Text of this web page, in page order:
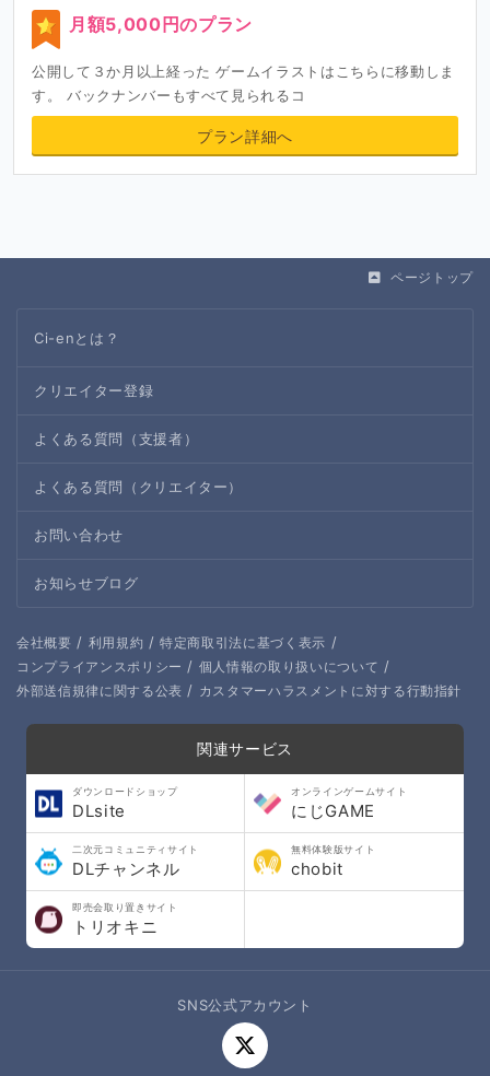
月額5,000円のプラン
公開して３か月以上経った ゲームイラストはこちらに移動しま
す。 バックナンバーもすべて見られるコ
プラン詳細へ
ページトップ
Ci-enとは？
クリエイター登録
よくある質問（支援者）
よくある質問（クリエイター）
お問い合わせ
お知らせブログ
会社概要 / 利用規約 / 特定商取引法に基づく表示 /
コンプライアンスポリシー / 個人情報の取り扱いについて /
外部送信規律に関する公表 / カスタマーハラスメントに対する行動指針
関連サービス
ダウンロードショップ
DLsite
オンラインゲームサイト
にじGAME
二次元コミュニティサイト
DLチャンネル
無料体験版サイト
chobit
即売会取り置きサイト
トリオキニ
SNS公式アカウント